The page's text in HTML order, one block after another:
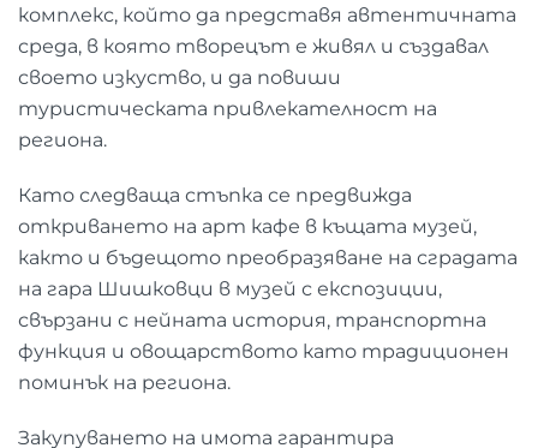
комплекс, който да представя автентичната
среда, в която творецът е живял и създавал
своето изкуство, и да повиши
туристическата привлекателност на
региона.
Като следваща стъпка се предвижда
откриването на арт кафе в къщата музей,
както и бъдещото преобразяване на сградата
на гара Шишковци в музей с експозиции,
свързани с нейната история, транспортна
функция и овощарството като традиционен
поминък на региона.
Закупуването на имота гарантира